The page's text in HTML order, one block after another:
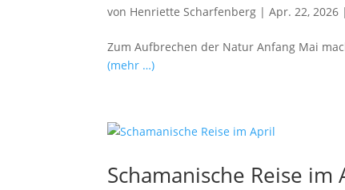
von Henriette Scharfenberg |Apr. 22, 2026 |
Zum Aufbrechen der Natur Anfang Mai
(mehr …)
Schamanische Reise im